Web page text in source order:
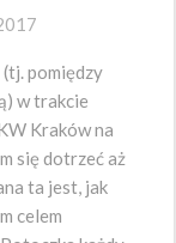
pomiędzy
w trakcie
Kraków na
się dotrzeć aż
ta jest, jak
celem